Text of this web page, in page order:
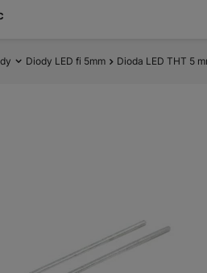
Diody LED fi 5mm Dioda LED THT 5